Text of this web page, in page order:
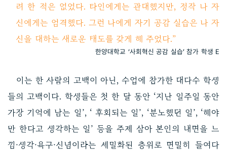
려 한 적은 없었다. 타인에게는 관대했지만, 정작 나 자
신에게는 엄격했다. 그런 나에게 자기 공감 실습은 나 자
신을 대하는 새로운 태도를 갖게 해 주었다.”
한양대학교 ‘사회혁신 공감 실습’ 참가 학생 E
이는 한 사람의 고백이 아닌, 수업에 참가한 대다수 학생
들의 고백이다. 학생들은 첫 한 달 동안 ‘지난 일주일 동안
가장 기억에 남는 일’, ‘ 후회되는 일’, ‘분노했던 일’, ‘해야
만 한다고 생각하는 일’ 등을 주제 삼아 본인의 내면을 느
낌·생각·욕구·신념이라는 세밀화된 층위로 면밀히 들여다